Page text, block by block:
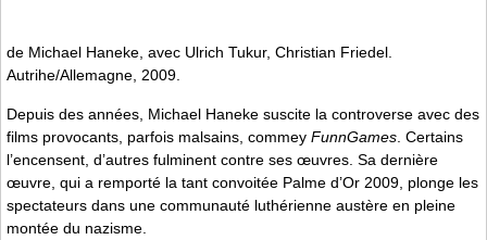
de Michael Haneke, avec Ulrich Tukur, Christian Friedel.
Autrihe/Allemagne, 2009.
Depuis des années, Michael Haneke suscite la controverse avec des
films provocants, parfois malsains, commey FunnGames . Certains
l’encensent, d’autres fulminent contre ses œuvres. Sa dernière
œuvre, qui a remporté la tant convoitée Palme d’Or 2009, plonge les
spectateurs dans une communauté luthérienne austère en pleine
montée du nazisme.